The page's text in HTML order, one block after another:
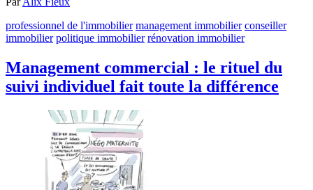
professionnel de l'immobilier management immobilier conseiller
immobilier politique immobilier rénovation immobilier
Management commercial : le rituel du
suivi individuel fait toute la différence